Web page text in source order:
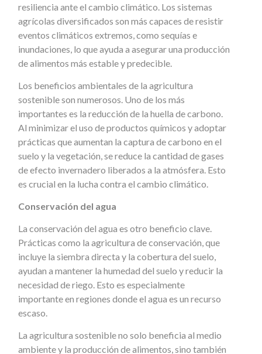
resiliencia ante el cambio climático. Los sistemas
agrícolas diversificados son más capaces de resistir
eventos climáticos extremos, como sequías e
inundaciones, lo que ayuda a asegurar una producción
de alimentos más estable y predecible.
Los beneficios ambientales de la agricultura
sostenible son numerosos. Uno de los más
importantes es la reducción de la huella de carbono.
Al minimizar el uso de productos químicos y adoptar
prácticas que aumentan la captura de carbono en el
suelo y la vegetación, se reduce la cantidad de gases
de efecto invernadero liberados a la atmósfera. Esto
es crucial en la lucha contra el cambio climático.
Conservación del agua
La conservación del agua es otro beneficio clave.
Prácticas como la agricultura de conservación, que
incluye la siembra directa y la cobertura del suelo,
ayudan a mantener la humedad del suelo y reducir la
necesidad de riego. Esto es especialmente
importante en regiones donde el agua es un recurso
escaso.
La agricultura sostenible no solo beneficia al medio
ambiente y la producción de alimentos, sino también